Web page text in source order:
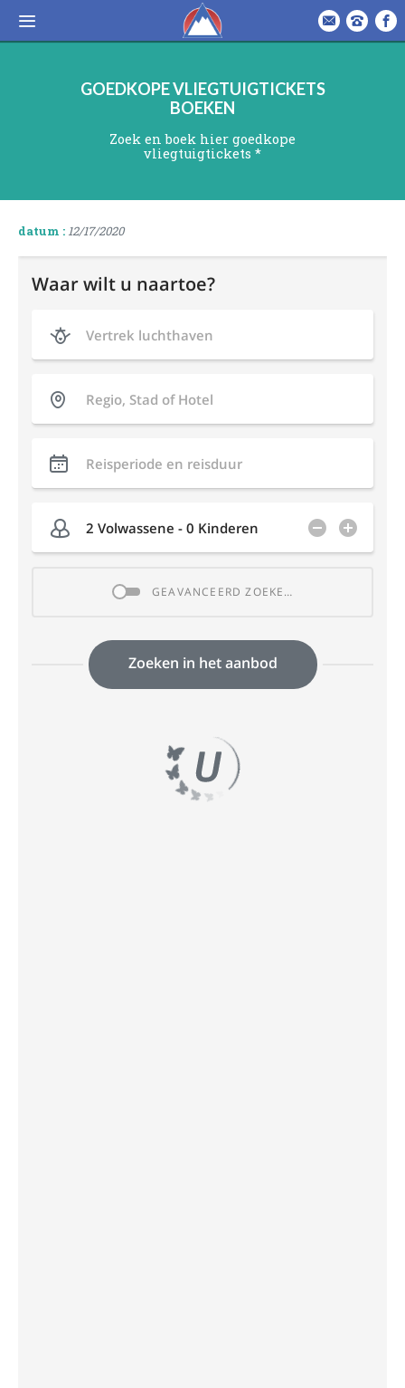
GOEDKOPE VLIEGTUIGTICKETS
BOEKEN
Zoek en boek hier goedkope
vliegtuigtickets *
datum : 12/17/2020